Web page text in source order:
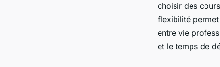
choisir des
flexibilité
entre vie
et le temps de